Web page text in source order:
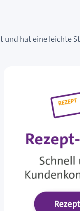
und hat eine leichte